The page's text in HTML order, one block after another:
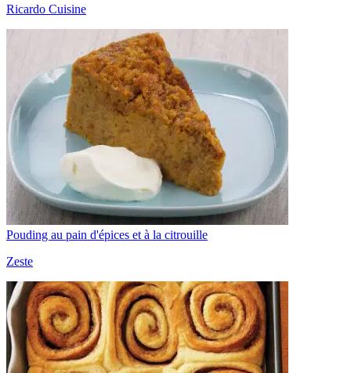
Ricardo Cuisine
Pouding au pain d'épices et à la citrouille
Zeste